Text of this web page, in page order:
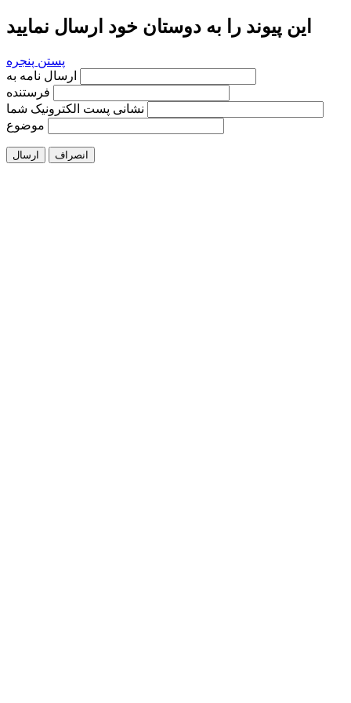
این پیوند را به دوستان خود ارسال نمایید
پستن پنجره
فرستنده
نشانی پست الکترونیک شما
موضوع
ارسال انصراف